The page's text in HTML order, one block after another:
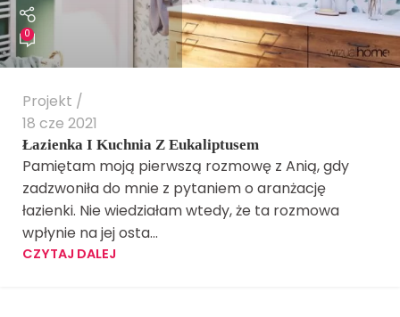
0
Projekt
18 cze 2021
Łazienka I Kuchnia Z Eukaliptusem
Pamiętam moją pierwszą rozmowę z Anią, gdy
zadzwoniła do mnie z pytaniem o aranżację
łazienki. Nie wiedziałam wtedy, że ta rozmowa
wpłynie na jej osta...
CZYTAJ DALEJ